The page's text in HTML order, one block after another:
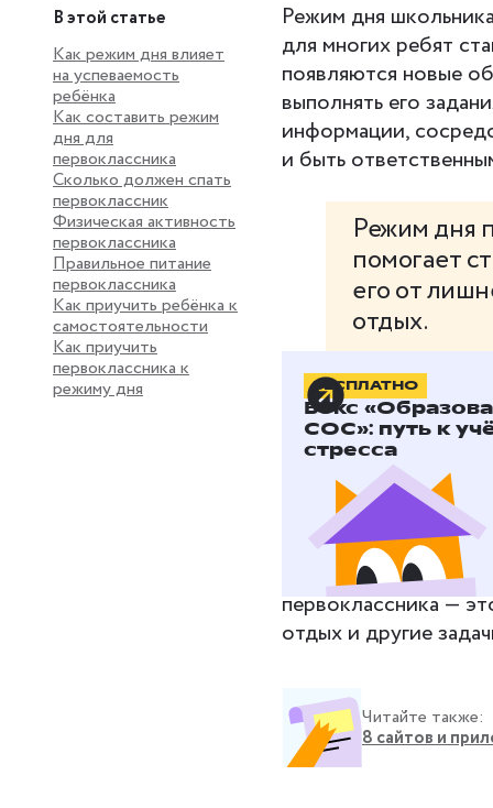
В этой статье
Как режим дня влияет
на успеваемость
ребёнка
Как составить режим
дня для
первоклассника
Сколько должен спать
первоклассник
Физическая активность
первоклассника
Правильное питание
первоклассника
Как приучить ребёнка к
самостоятельности
Как приучить
первоклассника к
режиму дня
Режим дня
для многих ребят
появляются новые
выполнять его
информации,
и быть
Режим дня
помогает
его от
отдых.
БЕСПЛАТНО
Бокс
СОС»: путь к
стресса
Как
Режим дня
нужно догматично
первокласснику, и
первоклассника —
отдых и другие
Читайте также:
8 сайтов и